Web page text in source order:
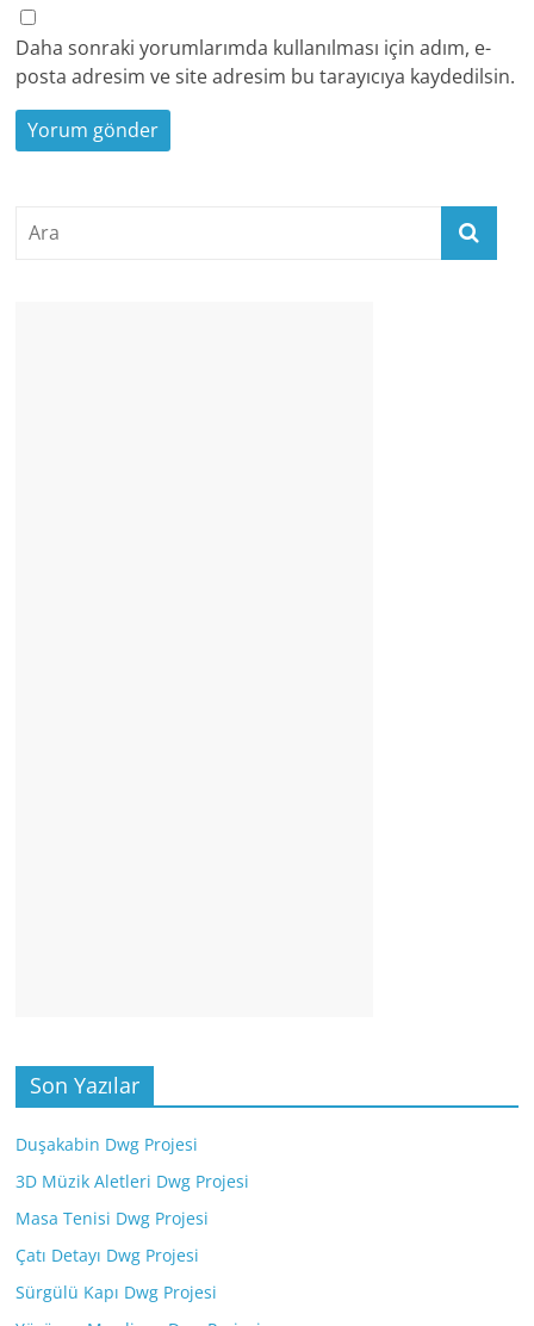
Daha sonraki yorumlarımda kullanılması için adım, e-
posta adresim ve site adresim bu tarayıcıya kaydedilsin.
Son Yazılar
Duşakabin Dwg Projesi
3D Müzik Aletleri Dwg Projesi
Masa Tenisi Dwg Projesi
Çatı Detayı Dwg Projesi
Sürgülü Kapı Dwg Projesi